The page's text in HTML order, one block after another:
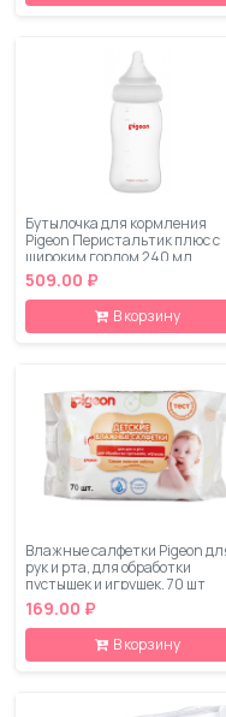
Бутылочка для кормления
Pigeon Перистальтик плюс с
широким горлом 240 мл
509.00 ₽
В корзину
Влажные салфетки Pigeon
рук и рта, для обработки
пустышек и игрушек, 70 шт
169.00 ₽
В корзину